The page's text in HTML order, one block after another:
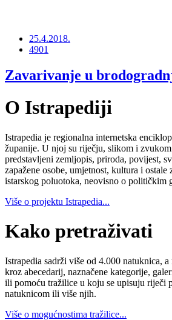
25.4.2018.
4901
Zavarivanje u
O Istrapediji
Istrapedia je regionalna internetska
županije. U njoj su riječju, slikom i
predstavljeni zemljopis, priroda, povijest,
zapažene osobe, umjetnost, kultura i ostale
istarskog poluotoka, neovisno o političkim
Više o projektu Istrapedia...
Kako pretraživati
Istrapedia sadrži više od 4.000 natuknica,
kroz abecedarij, naznačene kategorije,
ili pomoću tražilice u koju se upisuju riječi
natuknicom ili više njih.
Više o mogućnostima tražilice...